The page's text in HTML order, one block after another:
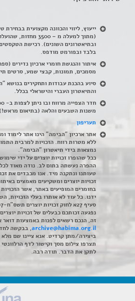
ייעוץ, ליווי והכוונה מקצועית בבחירת
(מתוך למעלה מ – 3500
ובתיאטרונים השונים). רכישת
בלבד ובפורמט מודפס.
איתור והנגשת חומרי ארכיון נדירים (
מסמכים, תמונות, קבצי שמע, סרטים
סיוע בהכנת עבודות ותחקירים בנושא
והתיאטרון העברי והישראלי בכלל.
משנות השבעים והלאה (בתיאום מראש!)
תעריפון
אתר ארכיון "הבימה" הינו אתר לימוד
ללא מטרות רווח. הזכויות למרבית
נמצאות בידי תיאטרון "הבימה".
ככל שהופרו זכויות יוצרים על ידי
ההפרה נעשתה בתום לב. נודה מאוד לכל
טעותנו ונתקנה מיד. אנו מכבדים את
זכויות יוצרים ומשקיעים מאמצים
בחומרים המופיעים באתר, אשר הזכויות
ידנו. כל עוד לא אותרו בעלי הזכויות,
נפגעה זכותכם כבעלים של זכויות
זה, הנכם רשאים לפנות באמצעות דואר
archive@habima.org.il, בבקשה
ביצירה/מתן קרדיט. אנא ציינו שם מלא
תצרפו צילום מסך וקישור לדף
לתקן את הדבר. תודה רבה.